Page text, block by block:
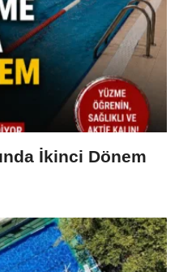
İkinci Dönem